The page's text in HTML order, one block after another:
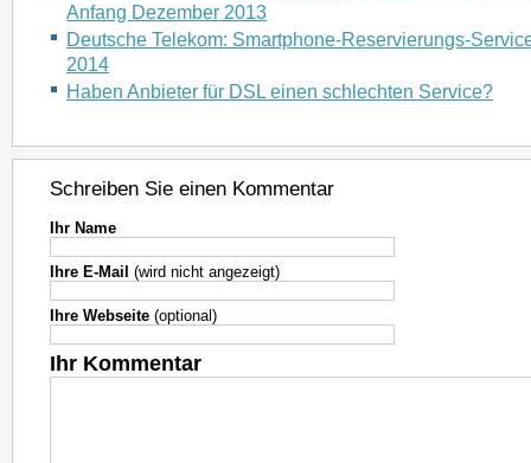
Anfang Dezember 2013
Deutsche Telekom: Smartphone-Reservierungs-
2014
Haben Anbieter für DSL einen schlechten Service?
Schreiben Sie einen Kommentar
Ihr Name
Ihre E-Mail (wird nicht angezeigt)
Ihre Webseite (optional)
Ihr Kommentar